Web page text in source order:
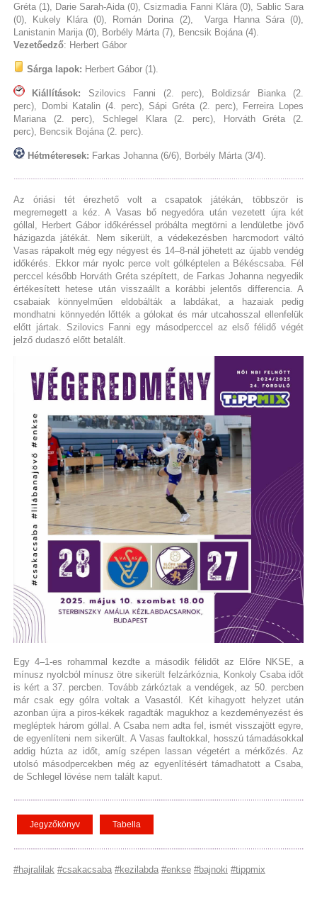
Gréta (1), Darie Sarah-Aida (0), Csizmadia Fanni Klára (0), Sablic Sara
(0), Kukely Klára (0), Román Dorina (2), Varga Hanna Sára (0),
Lanistanin Marija (0), Borbély Márta (7), Bencsik Bojána (4).
Vezetőedző: Herbert Gábor
Sárga lapok: Herbert Gábor (1).
Kiállítások: Szilovics Fanni (2. perc), Boldizsár Bianka (2.
perc), Dombi Katalin (4. perc), Sápi Gréta (2. perc), Ferreira Lopes
Mariana (2. perc), Schlegel Klara (2. perc), Horváth Gréta (2.
perc), Bencsik Bojána (2. perc).
Hétméteresek: Farkas Johanna (6/6), Borbély Márta (3/4).
Az óriási tét érezhető volt a csapatok játékán, többször is
megremegett a kéz. A Vasas bő negyedóra után vezetett újra két
góllal, Herbert Gábor időkéréssel próbálta megtörni a lendületbe jövő
házigazda játékát. Nem sikerült, a védekezésben harcmodort váltó
Vasas rápakolt még egy négyest és 14–8-nál jöhetett az újabb vendég
időkérés. Ekkor már nyolc perce volt gólképtelen a Békéscsaba. Fél
perccel később Horváth Gréta szépített, de Farkas Johanna negyedik
értékesített hetese után visszaállt a korábbi jelentős differencia. A
csabaiak könnyelműen eldobálták a labdákat, a hazaiak pedig
mondhatni könnyedén lőtték a gólokat és már utcahosszal ellenfelük
előtt jártak. Szilovics Fanni egy másodperccel az első félidő végét
jelző dudaszó előtt betalált.
Egy 4–1-es rohammal kezdte a második félidőt az Előre NKSE, a
mínusz nyolcból mínusz ötre sikerült felzárkóznia, Konkoly Csaba időt
is kért a 37. percben. Tovább zárkóztak a vendégek, az 50. percben
már csak egy gólra voltak a Vasastól. Két kihagyott helyzet után
azonban újra a piros-kékek ragadták magukhoz a kezdeményezést és
megléptek három góllal. A Csaba nem adta fel, ismét visszajött egyre,
de egyenlíteni nem sikerült. A Vasas faultokkal, hosszú támadásokkal
addig húzta az időt, amíg szépen lassan végetért a mérkőzés. Az
utolsó másodpercekben még az egyenlítésért támadhatott a Csaba,
de Schlegel lövése nem talált kaput.
Jegyzőkönyv Tabella
#hajralilak #csakacsaba #kezilabda #enkse #bajnoki #tippmix